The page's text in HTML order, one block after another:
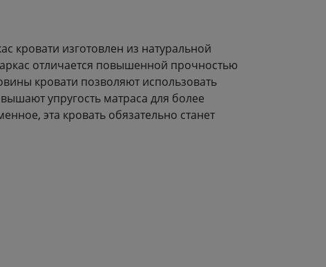
кровати изготовлен из натуральной
отличается повышенной прочностью
кровати позволяют использовать
упругость матраса для более
эта кровать обязательно станет